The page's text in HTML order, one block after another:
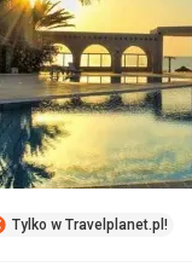
Tylko w Travelplanet.pl!